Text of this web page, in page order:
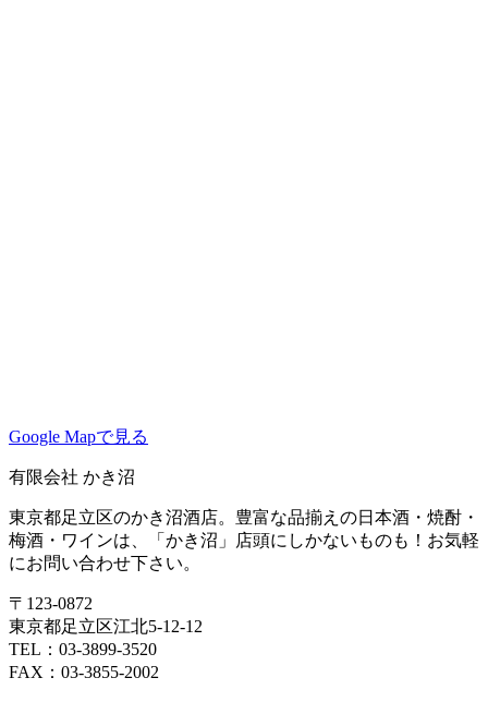
Google Mapで見る
有限会社 かき沼
東京都足立区のかき沼酒店。豊富な品揃えの日本酒・焼酎・
梅酒・ワインは、「かき沼」店頭にしかないものも！お気軽
にお問い合わせ下さい。
〒123-0872
東京都足立区江北5-12-12
TEL：03-3899-3520
FAX：03-3855-2002